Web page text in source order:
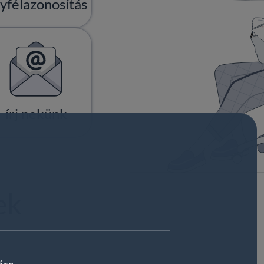
írj nekünk